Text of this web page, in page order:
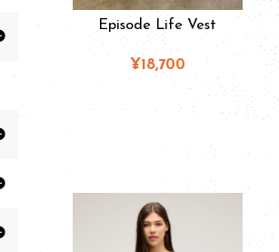
Episode Life Vest
¥18,700